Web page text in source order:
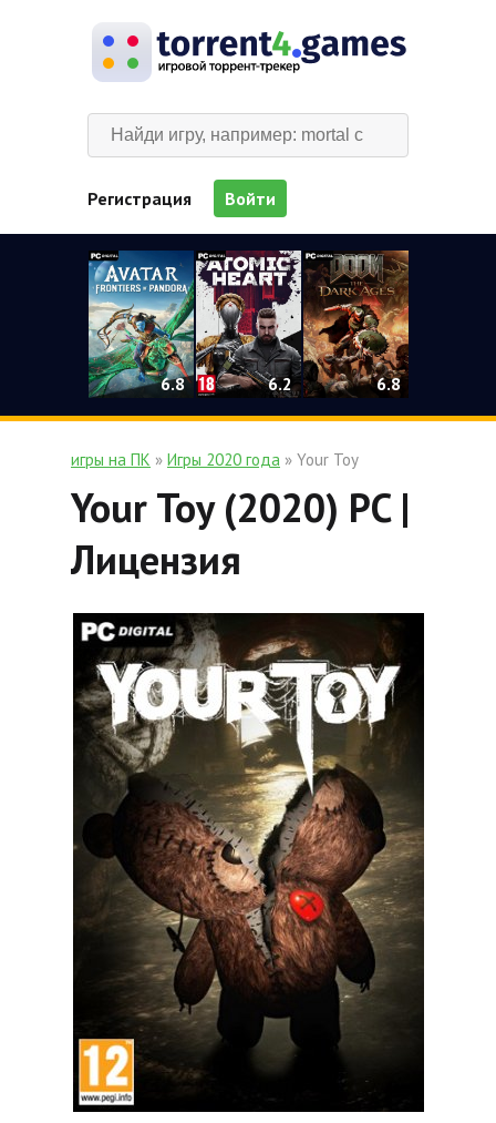
Регистрация Войти
6.8 6.2 6.8
игры на ПК » Игры 2020 года » Your Toy
Your Toy (2020) PC |
Лицензия